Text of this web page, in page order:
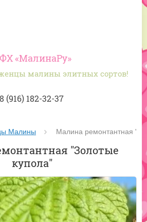
«МалинаРу»
малины элитных сортов!
8 (916) 182-32-37
Малины Малина ремонтантная
"Золотые
купола"